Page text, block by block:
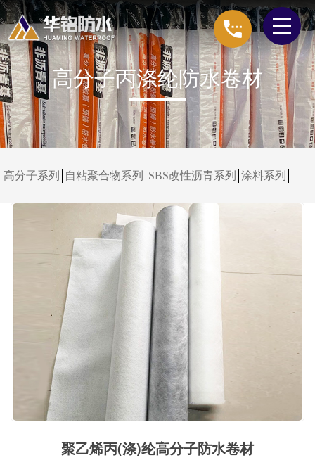
高分子丙涤纶防水卷材
高分子系列 自粘聚合物系列 SBS改性沥青系列 涂料系列
聚乙烯丙(涤)纶高分子防水卷材